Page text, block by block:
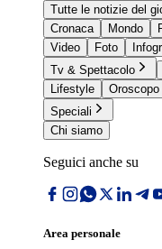
Tutte le notizie del
Cronaca
Mondo
Video
Foto
Tv & Spettacolo
Lifestyle
Oroscopo
Speciali
Chi siamo
Seguici anche su
Area personale